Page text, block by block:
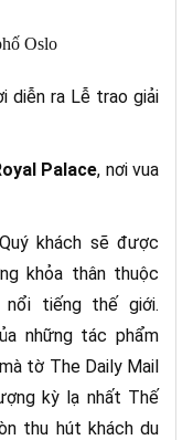
Oslo
diễn ra Lễ trao giải
Palace, nơi vua
khách sẽ được
khỏa thân thuộc
nổi tiếng thế giới.
những tác phẩm
tờ The Daily Mail
kỳ lạ nhất Thế
thu hút khách du